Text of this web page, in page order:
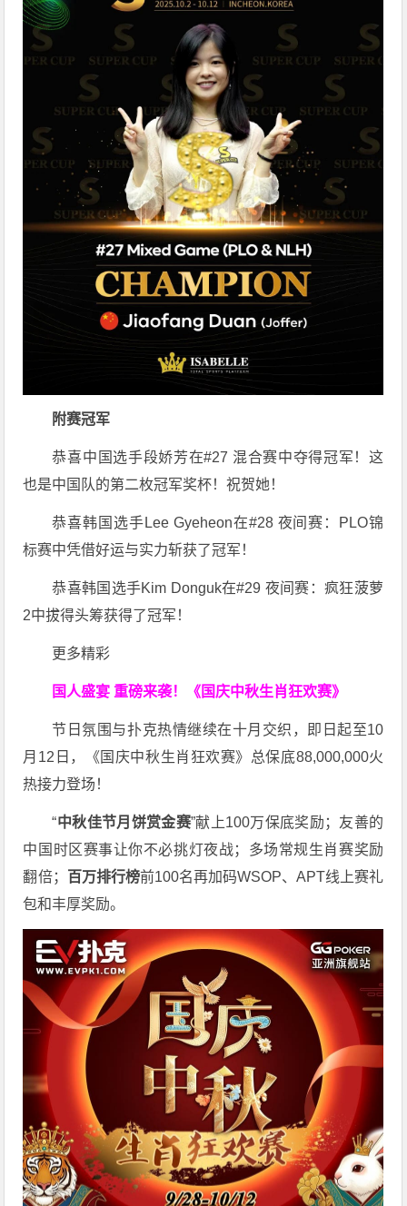
附赛冠军
恭喜中国选手段娇芳在#27 混合赛中夺得冠军！这
也是中国队的第二枚冠军奖杯！祝贺她！
恭喜韩国选手Lee Gyeheon在#28 夜间赛：PLO锦
标赛中凭借好运与实力斩获了冠军！
恭喜韩国选手Kim Donguk在#29 夜间赛：疯狂菠萝
2中拔得头筹获得了冠军！
更多精彩
国人盛宴 重磅来袭！ 《国庆中秋生肖狂欢赛》
节日氛围与扑克热情继续在十月交织，即日起至10
月 12 日，《国庆中秋生肖狂欢赛》总保底88,000,000火
热接力登场！
“中秋佳节月饼赏金赛”献上100万保底奖励；友善的
中国时区赛事让你不必挑灯夜战；
多场常规生肖赛奖励
翻倍； 百万排行榜前100名再加码WSOP、 APT线上赛礼
包和丰厚奖励。